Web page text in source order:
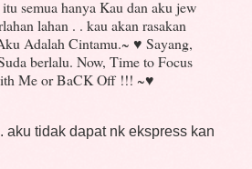
semua hanya Kau dan aku jew
lahan . . kau akan rasakan
Adalah Cintamu.~ ♥ Sayang,
berlalu. Now, Time to Focus
Me or BaCK Off !!! ~♥
aku tidak dapat nk ekspress kan